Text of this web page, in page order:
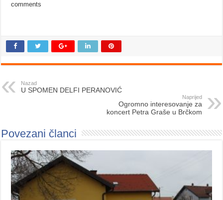
comments
Nazad
U SPOMEN DELFI PERANOVIĆ
Naprijed
Ogromno interesovanje za
koncert Petra Graše u Brčkom
Povezani članci